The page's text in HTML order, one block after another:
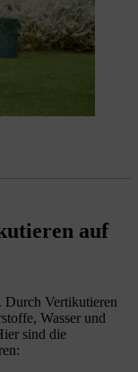
auf
Durch Vertikutieren
Wasser und
sind die